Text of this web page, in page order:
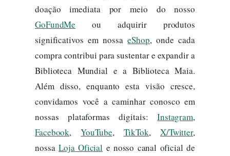
doação imediata por meio do nosso
GoFundMe ou adquirir produtos
significativos em nossaeShop, onde cada
compra contribui para sustentar e expandir a
Biblioteca Mundial e a Biblioteca Maia.
Além disso, enquanto esta visão cresce,
convidamos você a caminhar conosco em
nossas plataformas digitais: Instagram,
Facebook,YouTube, TikTok, X/Twitter,
nossa Loja Oficial e nosso canal oficial de